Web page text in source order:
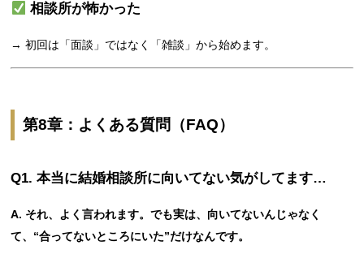
相談所が怖かった
→ 初回は「面談」ではなく「雑談」から始めます。
第8章：よくある質問（FAQ）
Q1. 本当に結婚相談所に向いてない気がしてます…
A. それ、よく言われます。でも実は、向いてないんじゃなく
て、“合ってないところにいた”だけなんです。